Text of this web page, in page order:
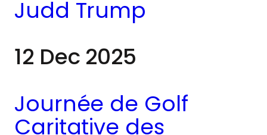
Judd Trump
12 Dec 2025
Journée de Golf
Caritative des